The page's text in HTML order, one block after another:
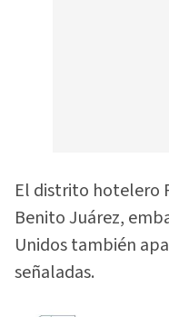
El distrito hotelero
Benito Juárez,
Unidos también
señaladas.